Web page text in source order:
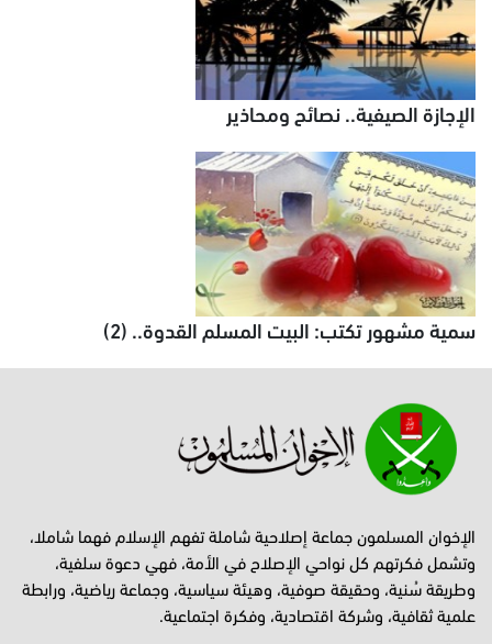
الإجازة الصيفية.. نصائح ومحاذير
سمية مشهور تكتب: البيت المسلم القدوة.. (2)
الإخوان المسلمون جماعة إصلاحية شاملة تفهم الإسلام فهما شاملا،
وتشمل فكرتهم كل نواحي الإصلاح في الأمة، فهي دعوة سلفية،
وطريقة سُنية، وحقيقة صوفية، وهيئة سياسية، وجماعة رياضية، ورابطة
علمية ثقافية، وشركة اقتصادية، وفكرة اجتماعية.